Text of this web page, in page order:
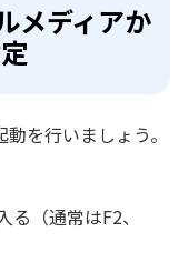
メディアか
を行いましょう。
（通常はF2、